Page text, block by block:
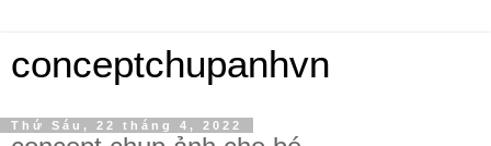
conceptchupanhvn
Thứ Sáu, 22 tháng 4, 2022